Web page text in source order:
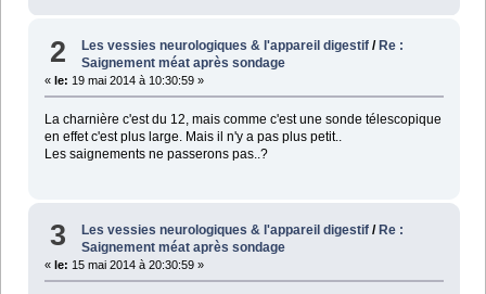
2 Les vessies neurologiques & l'appareil digestif / Re :
Saignement méat après sondage
« le: 19 mai 2014 à 10:30:59 »
La charnière c'est du 12, mais comme c'est une sonde télescopique
en effet c'est plus large. Mais il n'y a pas plus petit..
Les saignements ne passerons pas..?
3 Les vessies neurologiques & l'appareil digestif /Re :
Saignement méat après sondage
« le: 15 mai 2014 à 20:30:59 »